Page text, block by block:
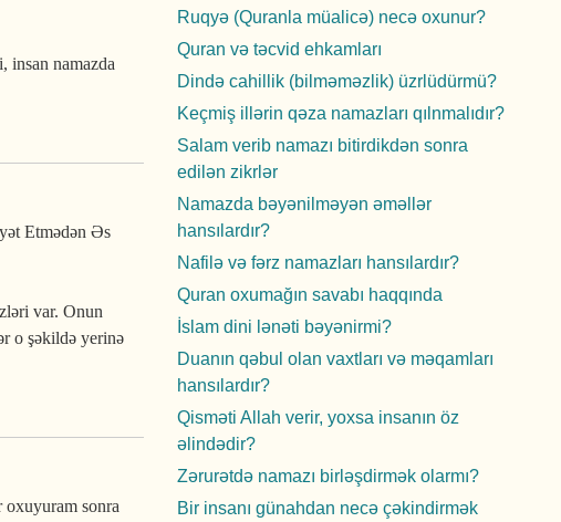
insan namazda
Etmədən Əs
var. Onun
oxuyuram sonra
Ruqyə (Quranla müalicə) necə oxunur?
Quran və təcvid ehkamları
Dində cahillik (bilməməzlik) üzrlüdürmü?
Keçmiş illərin qəza namazları qılnmalıdır?
Salam verib namazı bitirdikdən sonra
edilən zikrlər
Namazda bəyənilməyən əməllər
hansılardır?
Nafilə və fərz namazları hansılardır?
Quran oxumağın savabı haqqında
İslam dini lənəti bəyənirmi?
Duanın qəbul olan vaxtları və məqamları
hansılardır?
Qisməti Allah verir, yoxsa insanın öz
əlindədir?
Zərurətdə namazı birləşdirmək olarmı?
Bir insanı günahdan necə çəkindirmək